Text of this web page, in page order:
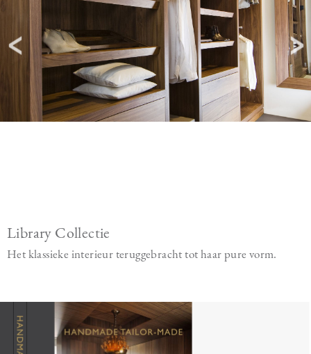
Library Collectie
Het klassieke interieur teruggebracht tot haar pure vorm.